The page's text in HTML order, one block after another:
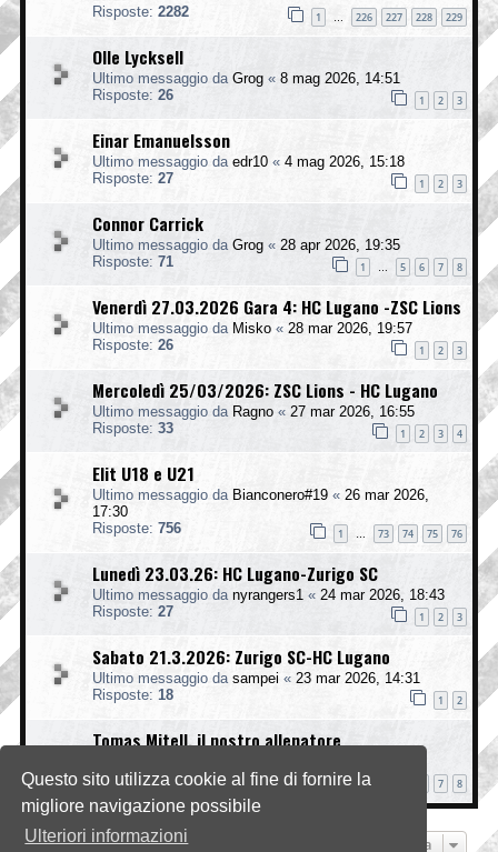
Questo sito utilizza cookie al fine di fornire la
migliore navigazione possibile
Ulteriori informazioni
Risposte: 2282 1 … 226 227 228 229
Olle Lycksell
Ultimo messaggio da Grog « 8 mag 2026, 14:51
Risposte: 26 1 2 3
Einar Emanuelsson
Ultimo messaggio da edr10 « 4 mag 2026, 15:18
Risposte: 27 1 2 3
Connor Carrick
Ultimo messaggio da Grog « 28 apr 2026, 19:35
Risposte: 71 1 … 5 6 7 8
Venerdì 27.03.2026 Gara 4: HC Lugano -ZSC Lions
Ultimo messaggio da Misko « 28 mar 2026, 19:57
Risposte: 26 1 2 3
Mercoledì 25/03/2026: ZSC Lions - HC Lugano
Ultimo messaggio da Ragno « 27 mar 2026, 16:55
Risposte: 33 1 2 3 4
Elit U18 e U21
Ultimo messaggio da Bianconero#19 « 26 mar 2026,
17:30
Risposte: 756 1 … 73 74 75 76
Lunedì 23.03.26: HC Lugano-Zurigo SC
Ultimo messaggio da nyrangers1 « 24 mar 2026, 18:43
Risposte: 27 1 2 3
Sabato 21.3.2026: Zurigo SC-HC Lugano
Ultimo messaggio da sampei « 23 mar 2026, 14:31
Risposte: 18 1 2
Tomas Mitell, il nostro allenatore
Risposte:79 1 7 8
Vai a